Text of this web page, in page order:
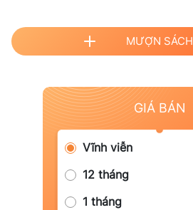
MƯỢN SÁCH
GIÁ BÁN
Vĩnh viễn
12 tháng
1 tháng